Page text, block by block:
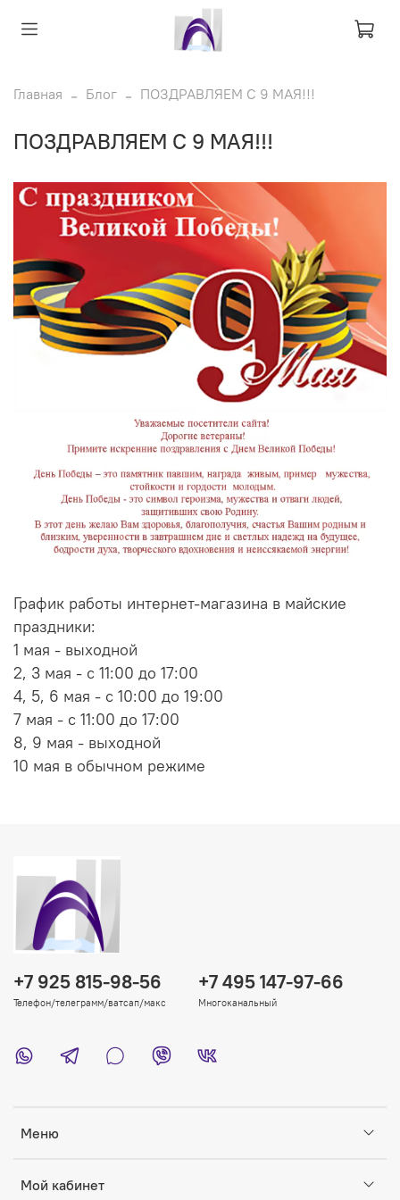
Главная Блог ПОЗДРАВЛЯЕМ С 9 МАЯ!!!
ПОЗДРАВЛЯЕМ С 9 МАЯ!!!
График работы интернет-магазина в майские
праздники:
1 мая - выходной
2, 3 мая - с 11:00 до 17:00
4, 5, 6 мая - с 10:00 до 19:00
7 мая - с 11:00 до 17:00
8, 9 мая - выходной
10 мая в обычном режиме
Меню
Мой кабинет
+7 925 815-98-56
Телефон/телеграмм/ватсап/макс
+7 495 147-97-66
Многоканальный